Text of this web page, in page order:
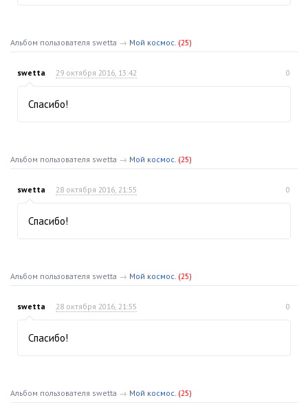
Альбом пользователя swetta → Мой космос. (25)
swetta 29 октября 2016, 13:42 0
Спасибо!
Альбом пользователя swetta → Мой космос. (25)
swetta 28 октября 2016, 21:55 0
Спасибо!
Альбом пользователя swetta → Мой космос. (25)
swetta 28 октября 2016, 21:55 0
Спасибо!
Альбом пользователя swetta → Мой космос. (25)